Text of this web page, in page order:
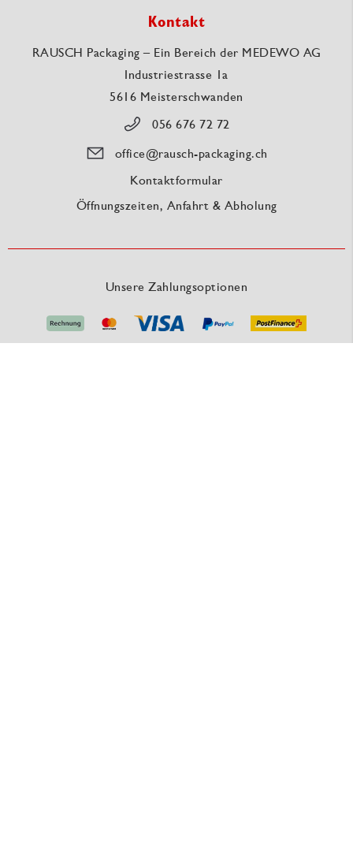
Kontakt
RAUSCH Packaging – Ein Bereich der MEDEWO AG
Industriestrasse 1a
5616 Meisterschwanden
056 676 72 72
office@rausch-packaging.ch
Kontaktformular
Öffnungszeiten, Anfahrt & Abholung
Unsere Zahlungsoptionen